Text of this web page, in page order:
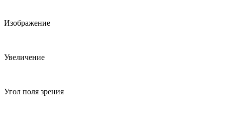
Изображение
Увеличение
Угол поля зрения